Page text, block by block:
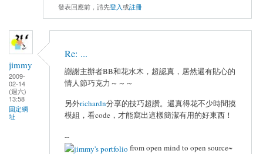
發表回應前，請先登入或註冊
jimmy
2009-
02-14
(週六)
13:58
固定網
址
Re: ...
謝謝主辦者BB和花水木，超認真，居然還有貼心的
情人節巧克力～～～
另外richardn分享的技巧超讚。還真得花不少時間摸
模組，看code，才能寫出這樣簡潔有用的好東西！
--
from open mind to open source~